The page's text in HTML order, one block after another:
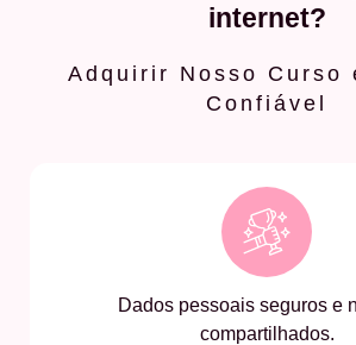
internet?
Adquirir Nosso Curso
Confiável
Dados pessoais seguros e
compartilhados.